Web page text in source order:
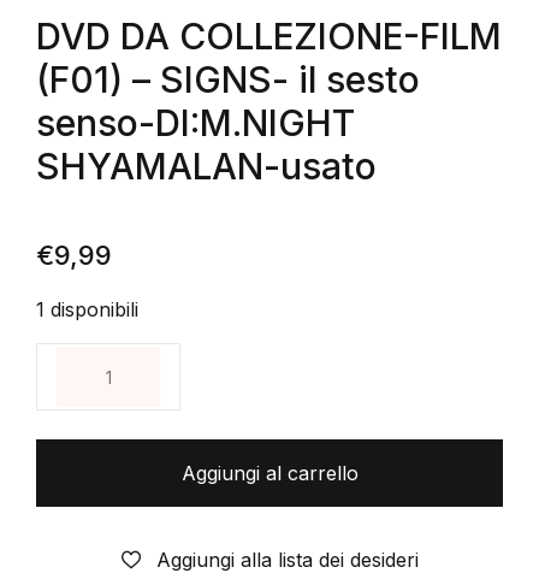
DVD DA COLLEZIONE-FILM
(F01) – SIGNS- il sesto
senso-DI:M.NIGHT
SHYAMALAN-usato
€9,99
1 disponibili
Aggiungi al carrello
Aggiungi alla lista dei desideri